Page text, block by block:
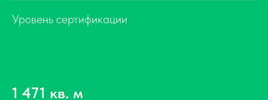
Уровень сертификации
1 471 кв. м